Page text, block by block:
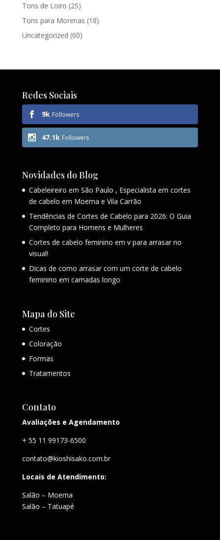
Tons de Loiro (25)
Tons para Morenas (18)
Uncategorized (60)
Redes Sociais
9k Followers
47.1k Followers
Novidades do Blog
Cabeleireiro em São Paulo , Especialista em cortes
de cabelo em Moema e Vila Carrão
Tendências de Cortes de Cabelo para 2026: O Guia
Completo para Homens e Mulheres
Cortes de cabelo feminino em v para arrasar no
visual!
Dicas de como arrasar com um corte de cabelo
feminino em camadas longo
Mapa do Site
Cortes
Coloração
Formas
Tratamentos
Contato
Avaliações e Agendamento
+ 55 11 99173-6500
contato@kioshisako.com.br
Locais de Atendimento:
Salão – Moema
Salão – Tatuapé